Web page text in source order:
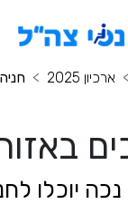
ארכיון 2025
יוכלו
תוכן מרכזי